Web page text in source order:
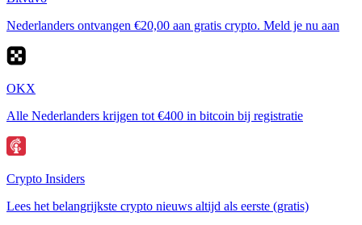
Nederlanders ontvangen €20,00 aan gratis crypto. Meld je nu aan
OKX
Alle Nederlanders krijgen tot €400 in bitcoin bij registratie
Crypto Insiders
Lees het belangrijkste crypto nieuws altijd als eerste (gratis)